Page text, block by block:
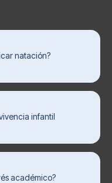
natación?
infantil
académico?